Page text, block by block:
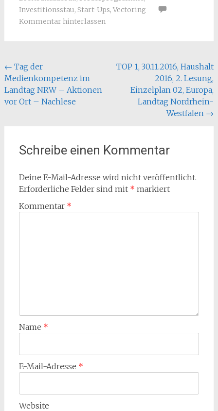
Investitionsstau, Start-Ups, Vectoring
Kommentar hinterlassen
Beitragsnavigation
← Tag der
Medienkompetenz im
Landtag NRW – Aktionen
vor Ort – Nachlese
TOP 1, 30.11.2016, Haushalt
2016, 2. Lesung,
Einzelplan 02, Europa,
Landtag Nordrhein-
Westfalen →
Schreibe einen Kommentar
Deine E-Mail-Adresse wird nicht veröffentlicht.
Erforderliche Felder sind mit * markiert
Kommentar *
Name *
E-Mail-Adresse *
Website